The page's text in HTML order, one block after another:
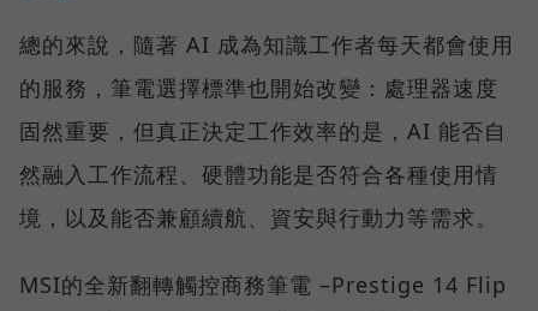
總的來說，隨著 AI 成為知識工作者每天都會使用
的服務，筆電選擇標準也開始改變：處理器速度
固然重要，但真正決定工作效率的是，AI 能否自
然融入工作流程、硬體功能是否符合各種使用情
境，以及能否兼顧續航、資安與行動力等需求。
MSI的全新翻轉觸控商務筆電 –Prestige 14 Flip